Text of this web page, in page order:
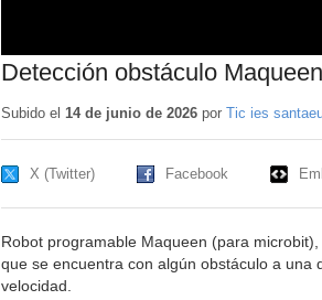
Detección obstáculo Maqueen
Subido el 14 de junio de 2026por Tic ies
X (Twitter) Facebook
Robot programable Maqueen (para
que se encuentra con algún obstáculo a una
velocidad.